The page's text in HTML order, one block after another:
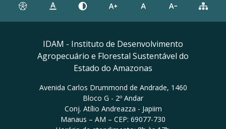
IDAM - Instituto de Desenvolvimento
Agropecuário e Florestal Sustentável do
Estado do Amazonas
Avenida Carlos Drummond de Andrade, 1460
Bloco G - 2º Andar
Conj. Atílio Andreazza - Japiim
Manaus – AM – CEP: 69077-730